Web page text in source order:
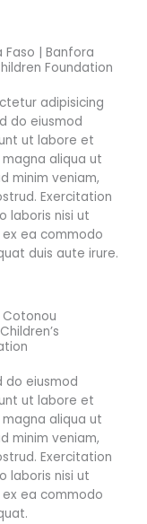
Faso | Banfora
Foundation
adipisicing
do eiusmod
ut labore et
aliqua ut
minim veniam,
Exercitation
laboris nisi ut
ex ea commodo
duis aute irure.
Cotonou
do eiusmod
ut labore et
aliqua ut
minim veniam,
Exercitation
laboris nisi ut
ex ea commodo